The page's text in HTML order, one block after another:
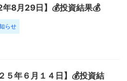
年8月29日】💰投資結果💰
らせ
５年６月１４日】💰投資結